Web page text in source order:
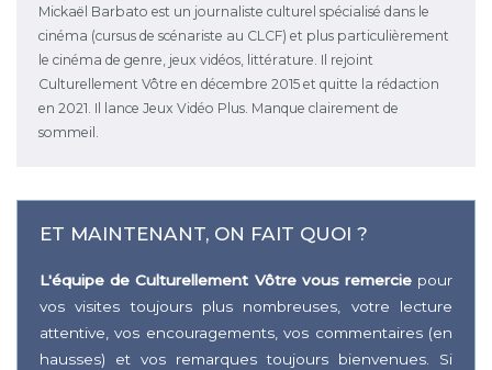
Mickaël Barbato est un journaliste culturel spécialisé dans le
cinéma (cursus de scénariste au CLCF) et plus particulièrement
le cinéma de genre, jeux vidéos, littérature. Il rejoint
Culturellement Vôtre en décembre 2015 et quitte la rédaction
en 2021. Il lance Jeux Vidéo Plus. Manque clairement de
sommeil.
ET MAINTENANT, ON FAIT QUOI ?
L'équipe de Culturellement Vôtre vous remerciepour
vos visites toujours plus nombreuses, votre lecture
attentive, vos encouragements, vos commentaires (en
hausses) et vos remarques toujours bienvenues. Si